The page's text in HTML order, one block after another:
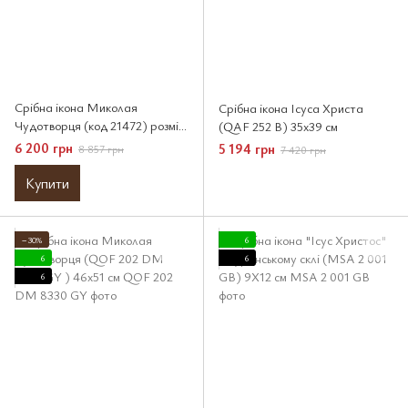
Срібна ікона Миколая
Чудотворця (код 21472) розмір
30*41 см
6 200 грн 8 857 грн
Купити
Срібна ікона Ісуса Христа
(QAF 252 B) 35x39 см
5 194 грн 7 420 грн
−30%
6
6
6
6